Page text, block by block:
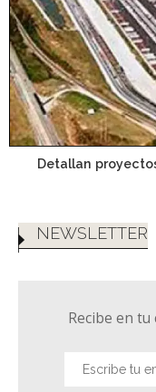
Detallan
NEWSLETTER
Recibe en